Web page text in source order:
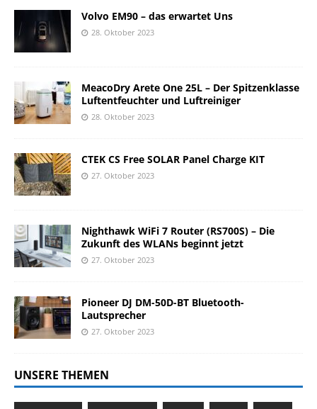
Volvo EM90 – das erwartet Uns
28. Oktober 2023
MeacoDry Arete One 25L – Der Spitzenklasse
Luftentfeuchter und Luftreiniger
28. Oktober 2023
CTEK CS Free SOLAR Panel Charge KIT
27. Oktober 2023
Nighthawk WiFi 7 Router (RS700S) – Die
Zukunft des WLANs beginnt jetzt
27. Oktober 2023
Pioneer DJ DM-50D-BT Bluetooth-
Lautsprecher
27. Oktober 2023
UNSERE THEMEN